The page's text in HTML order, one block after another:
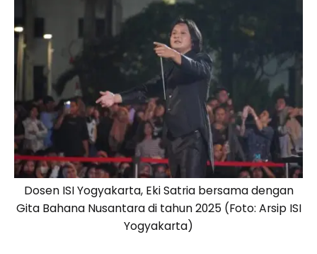
Dosen ISI Yogyakarta, Eki Satria bersama dengan
Gita Bahana Nusantara di tahun 2025 (Foto: Arsip ISI
Yogyakarta)